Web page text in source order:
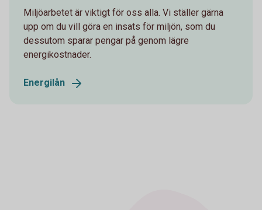
Miljöarbetet är viktigt för oss alla. Vi ställer gärna
upp om du vill göra en insats för miljön, som du
dessutom sparar pengar på genom lägre
energikostnader.
Energilån